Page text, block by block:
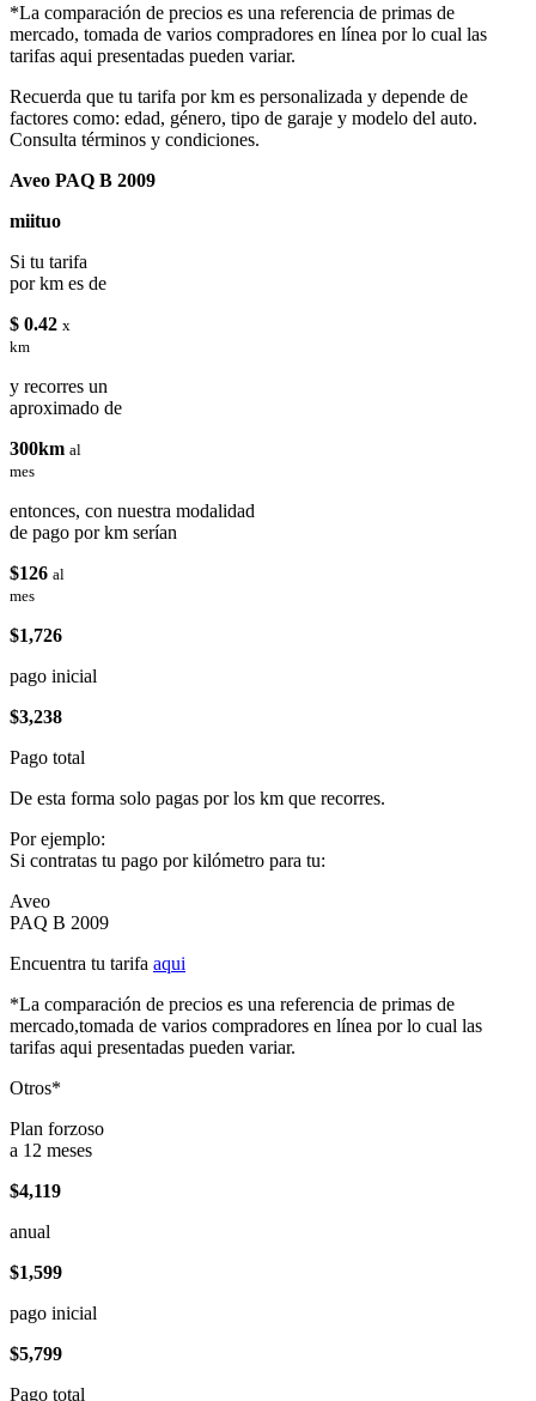
*La comparación de precios es una referencia de primas de
mercado, tomada de varios compradores en línea por lo cual las
tarifas aqui presentadas pueden variar.
Recuerda que tu tarifa por km es personalizada y depende de
factores como: edad, género, tipo de garaje y modelo del auto.
Consulta términos y condiciones.
Aveo PAQ B 2009
miituo
Si tu tarifa
por km es de
$ 0.42 x
km
y recorres un
aproximado de
300km al
mes
entonces, con nuestra modalidad
de pago por km serían
$126 al
mes
$1,726
pago inicial
$3,238
Pago total
De esta forma solo pagas por los km que recorres.
Por ejemplo:
Si contratas tu pago por kilómetro para tu:
Aveo
PAQ B 2009
Encuentra tu tarifa aqui
*La comparación de precios es una referencia de primas de
mercado,tomada de varios compradores en línea por lo cual las
tarifas aqui presentadas pueden variar.
Otros*
Plan forzoso
a 12 meses
$4,119
anual
$1,599
pago inicial
$5,799
Pago total